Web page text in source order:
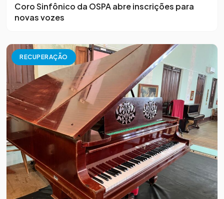
Coro Sinfônico da OSPA abre inscrições para
novas vozes
RECUPERAÇÃO